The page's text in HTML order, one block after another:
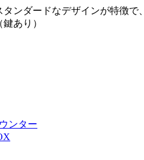
ンダードなデザインが特徴
あり）
ンター